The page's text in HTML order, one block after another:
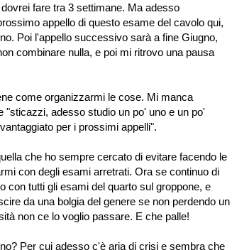
fare tra 3 settimane. Ma adesso
appello di questo esame del cavolo qui,
Poi l'appello successivo sarà a fine Giugno,
combinare nulla, e poi mi ritrovo una pausa
come organizzarmi le cose. Mi manca
adesso studio un po' uno e un po'
per i prossimi appelli".
che ho sempre cercato di evitare facendo le
con degli esami arretrati. Ora se continuo di
con tutti gli esami del quarto sul groppone, e
da una bolgia del genere se non perdendo un
non ce lo voglio passare. E che palle!
Per cui adesso c'è aria di crisi e sembra che